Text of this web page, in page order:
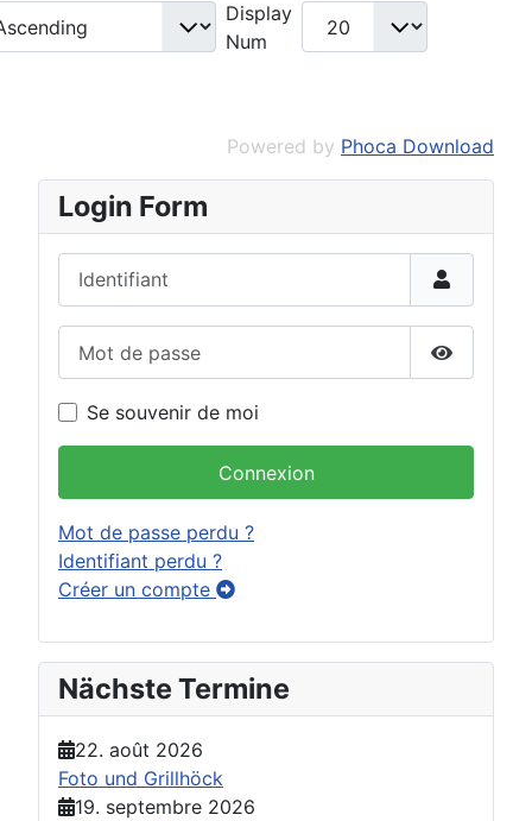
Display
Num
Powered by Phoca Download
Login Form
Afficher
Se souvenir de moi
Connexion
Mot de passe perdu ?
Identifiant perdu ?
Créer un compte
Nächste Termine
22. août 2026
Foto und Grillhöck
19. septembre 2026